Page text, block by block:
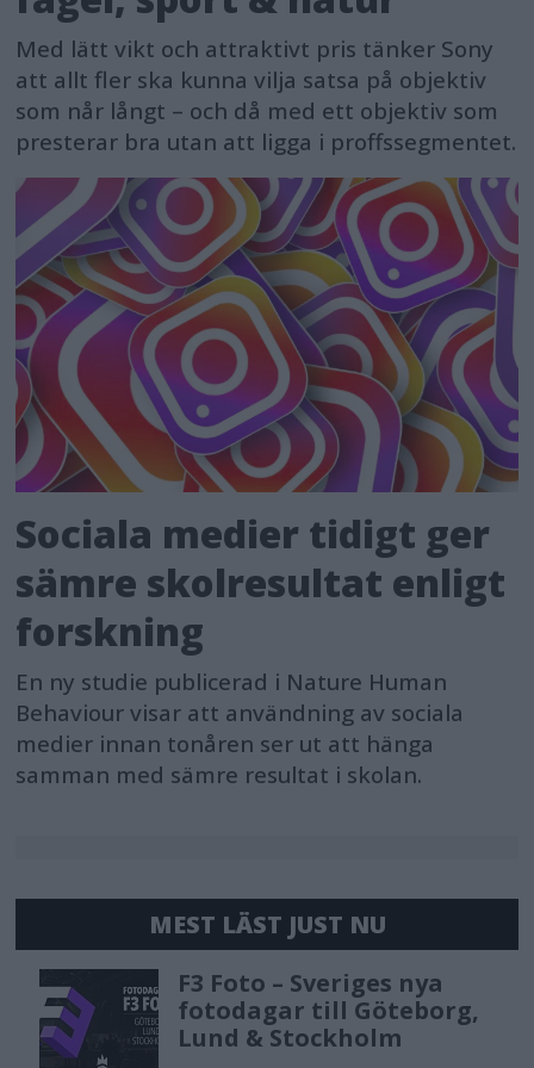
approximately 4.5 times
faster[7] readout speed increased and
the BIONZ XR2™ processor results in
high image quality with minimal
distortion.
Additionally, high-precision tracking
with up to 60 times AF/AE calculations
per second and blackout-free
continuous shooting up to 30
fps[8] with AF/AE tracking[9] ensures
no missed opportunities even with
fast-moving subjects moving in
complex patterns, such as in wildlife
and sports photography. Even during
14-bit RAW shooting, it achieves high-
speed continuous shooting at up to 30
fps with AF/AE tracking.
The Pre-Capture function[10], which
can record up to 1 second before the
movements are difficult to predict,
such as pets and sports.
Outstanding Still Image
Performance
Med lätt vikt och attraktivt pris tänker Sony
att allt fler ska kunna vilja satsa på objektiv
som når långt – och då med ett objektiv som
presterar bra utan att ligga i proffssegmentet.
Sociala medier tidigt ger
sämre skolresultat enligt
forskning
En ny studie publicerad i Nature Human
Behaviour visar att användning av sociala
medier innan tonåren ser ut att hänga
samman med sämre resultat i skolan.
MEST LÄST JUST NU
F3 Foto – Sveriges nya
fotodagar till Göteborg,
Lund & Stockholm